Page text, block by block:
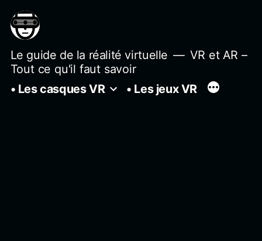
au
contenu
Le guide de la réalité virtuelle
VR et AR –
Tout ce qu'il faut savoir
• Les casques VR
• Les jeux VR